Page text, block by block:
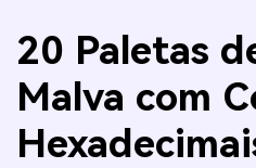
20 Paletas
Malva com